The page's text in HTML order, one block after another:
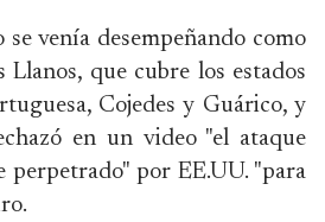
venía desempeñando como
Llanos, que cubre los estados
Cojedes y Guárico, y
en un video "el ataque
perpetrado" por EE.UU. "para